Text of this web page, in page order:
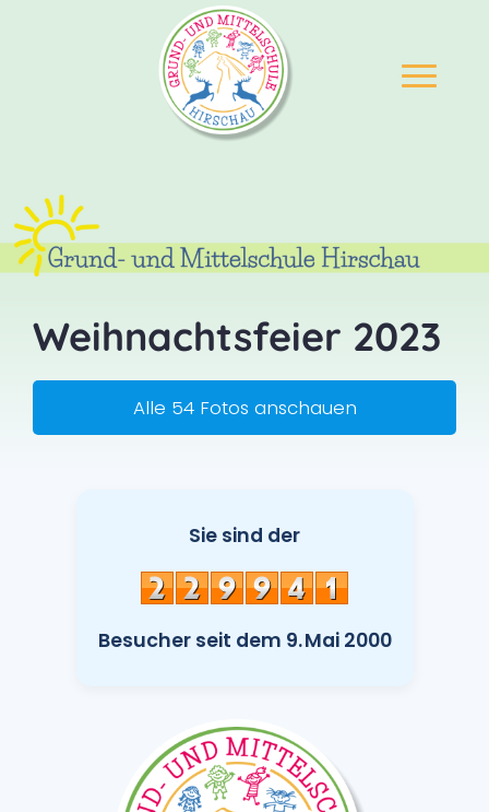
Weihnachtsfeier 2023
Alle 54 Fotos anschauen
Sie sind der
Besucher seit dem 9. Mai 2000